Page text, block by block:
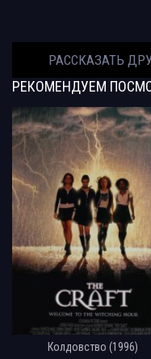
РАССКАЗАТЬ
РЕКОМЕНДУЕМ
Колдовство (1996)